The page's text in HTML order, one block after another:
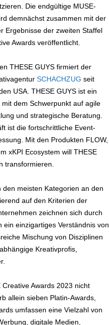
Die endgültige MUSE-
demnächst zusammen mit der
Ergebnisse der zweiten Staffel
Awards veröffentlicht.
THESE GUYS firmiert der
SCHACHZUG seit
USA. THESE GUYS ist ein
dem Schwerpunkt auf agile
und strategische Beratung.
ist die fortschrittliche Event-
Mit den Produkten FLOW,
xKPI Ecosystem will THESE
transformieren.
meisten Kategorien an den
auf den Kriterien der
zeichnen sich durch
einzigartiges Verständnis von
Mischung von Disziplinen
Kreativprofis,
Awards 2023 nicht
allein sieben Platin-Awards,
umfassen eine Vielzahl von
digitale Medien,